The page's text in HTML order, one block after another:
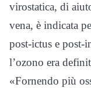
virostatica, di
vena, è indicata
post-ictus e post-
l’ozono era
«Fornendo più